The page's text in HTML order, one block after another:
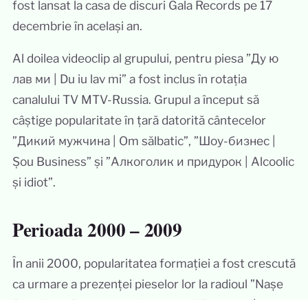
fost lansat la casa de discuri Gala Records pe 17
decembrie în același an.
Al doilea videoclip al grupului, pentru piesa ”Ду ю
лав ми | Du iu lav mi” a fost inclus în rotația
canalului TV MTV-Russia. Grupul a început să
câștige popularitate în țară datorită cântecelor
”Дикий мужчина | Om sălbatic”, ”Шоу-бизнес |
Șou Business” și ”Алкоголик и придурок | Alcoolic
și idiot”.
Perioada 2000 – 2009
În anii 2000, popularitatea formației a fost crescută
ca urmare a prezenței pieselor lor la radioul ”Nașe